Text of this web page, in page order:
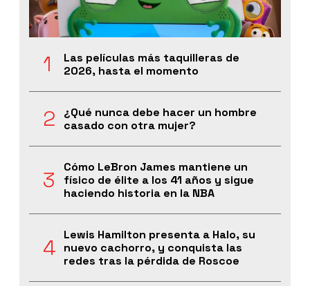
Las películas más taquilleras de
2026, hasta el momento
¿Qué nunca debe hacer un hombre
casado con otra mujer?
Cómo LeBron James mantiene un
físico de élite a los 41 años y sigue
haciendo historia en la NBA
Lewis Hamilton presenta a Halo, su
nuevo cachorro, y conquista las
redes tras la pérdida de Roscoe